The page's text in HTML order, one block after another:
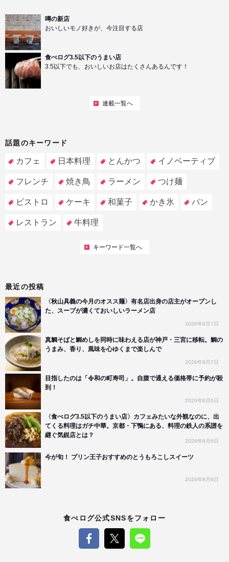
噂の新店
おいしいモノ好きが、今注目する店
食べログ3.5以下のうまい店
3.5以下でも、おいしいお店はたくさんあるんです！
連載一覧へ
話題のキーワード
カフェ 日本料理 とんかつ イノベーティブ
フレンチ 焼き鳥 ラーメン つけ麺
ビストロ ケーキ 和菓子 かき氷 パン
レストラン 牛料理
キーワード一覧へ
最近の投稿
〈秋山具義の今月のオスス麺〉有名店出身の店主がオープンし
た、スープが濃くておいしいラーメン店
2026年8月7日
真鯛そばと鯛めしを同時に味わえる店が神戸・三宮に移転。鯛の
うまみ、香り、風味を心ゆくまで楽しんで
2026年8月7日
目指したのは「令和の町寿司」。自腹で通える価格帯に予約が殺
到！
2026年8月6日
〈食べログ3.5以下のうまい店〉カフェみたいな外観なのに、出
てくる料理はガチ中華。京都・下鴨にある、料理の鉄人の系譜を
継ぐ気鋭店とは？
2026年8月6日
今が旬！ プリン王子おすすめのとうもろこしスイーツ
2026年8月6日
食べログ公式SNSをフォロー